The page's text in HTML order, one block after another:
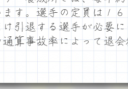
ます。選手の定員は１
け引退する選手が必要
算事故率によって退